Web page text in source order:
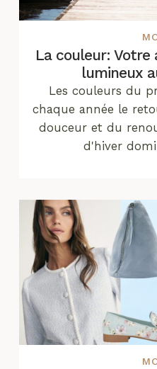
La couleur:
lumineux
Les couleurs du
chaque année le
douceur et du
d'hiver